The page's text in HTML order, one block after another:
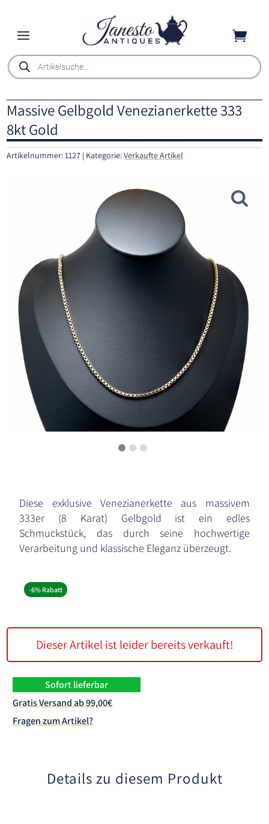

Products
search
Massive Gelbgold Venezianerkette 333
8kt Gold
Artikelnummer:1127 Kategorie:Verkaufte Artikel
Diese exklusive Venezianerkette aus massivem
333er (8 Karat) Gelbgold ist ein edles
Schmuckstück, das durch seine hochwertige
Verarbeitung und klassische Eleganz überzeugt.
-6% Rabatt
Dieser Artikel ist leider bereits verkauft!
Sofort lieferbar
Gratis Versand ab 99,00€
Fragen zum Artikel?
Details zu diesem Produkt